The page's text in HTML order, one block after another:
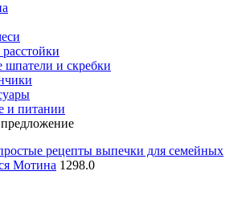
шпатели и скребки
и питании
рецепты выпечки для семейных
Мотина 1298.0